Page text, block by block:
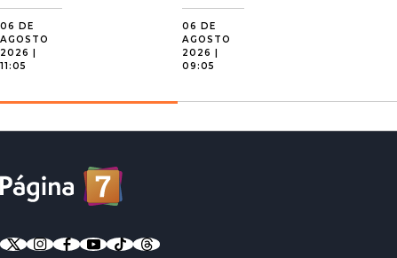
06 DE
AGOSTO
2026 |
11:05
06 DE
AGOSTO
2026 |
09:05